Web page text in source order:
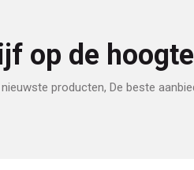
op de hoogte
producten, De beste